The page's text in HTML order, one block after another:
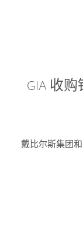
GIA 收
戴比尔斯集团